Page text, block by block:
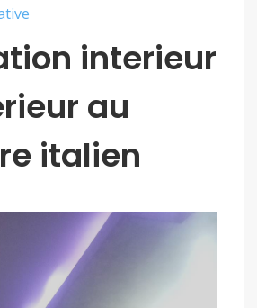
interieur
au
italien